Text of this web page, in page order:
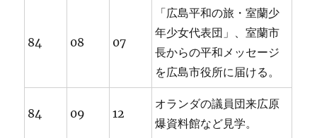
84 08 07
「広島平和の旅・室蘭少
年少女代表団」、室蘭市
長からの平和メッセージ
を広島市役所に届ける。
84 09 12
オランダの議員団来広原
爆資料館など見学。